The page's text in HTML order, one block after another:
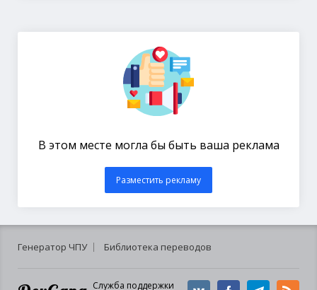
В этом месте могла бы быть ваша реклама
Разместить рекламу
Генератор ЧПУ Библиотека переводов
Служба поддержки